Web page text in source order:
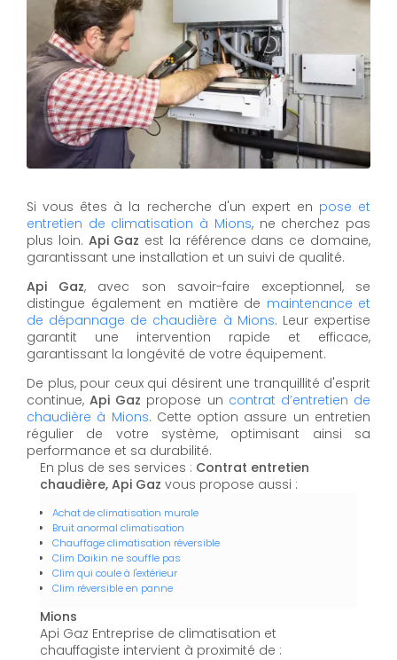
Si vous êtes à la recherche d'un expert en pose et
entretien de climatisation à Mions, ne cherchez pas
plus loin. Api Gaz est la référence dans ce domaine,
garantissant une installation et un suivi de qualité.
Api Gaz, avec son savoir-faire exceptionnel, se
distingue également en matière de maintenance et
de dépannage de chaudière à Mions. Leur expertise
garantit une intervention rapide et efficace,
garantissant la longévité de votre équipement.
De plus, pour ceux qui désirent une tranquillité d'esprit
continue,Api Gaz propose un contrat d’entretien de
chaudière à Mions. Cette option assure un entretien
régulier de votre système, optimisant ainsi sa
performance et sa durabilité.
En plus de ses services : Contrat entretien
chaudière, Api Gaz vous propose aussi :
Achat de climatisation murale
Bruit anormal climatisation
Chauffage climatisation réversible
Clim Daikin ne souffle pas
Clim qui coule à l'extérieur
Clim réversible en panne
Mions
Api Gaz Entreprise de climatisation et
chauffagiste intervient à proximité de :